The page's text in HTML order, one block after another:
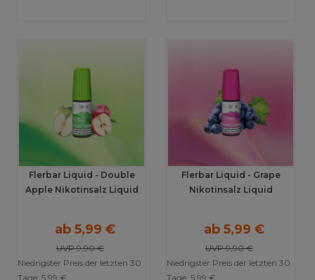
Flerbar Liquid - Double
Apple Nikotinsalz Liquid
UVP 9,90 €
ab 5,99 €
Niedrigster Preis der letzten 30
Tage: 5,99 €
Flerbar Liquid - Grape
Nikotinsalz Liquid
UVP 9,90 €
ab 5,99 €
Niedrigster Preis der letzten 30
Tage: 5,99 €